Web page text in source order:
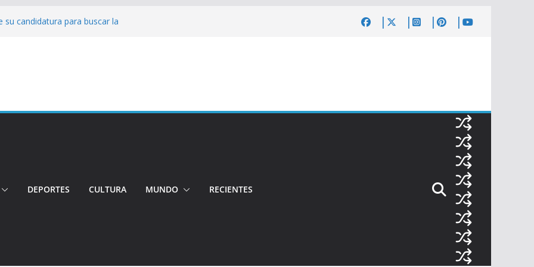
su candidatura para buscar la
Investigan crimen de un hombre en el
e incidentes marcaron la
DEPORTES CULTURA MUNDO RECIENTES